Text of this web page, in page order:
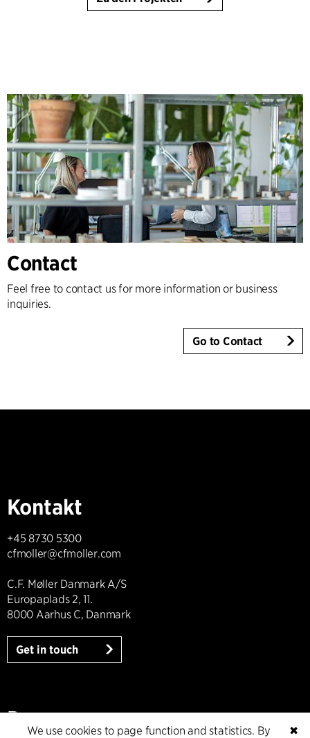
Contact
Feel free to contact us for more information or business
inquiries.
Go to Contact
Kontakt
+45 8730 5300
cfmoller@cfmoller.com
C.F. Møller Danmark A/S
Europaplads 2, 11.
8000 Aarhus C, Danmark
Get in touch
Presse ✖
We use cookies to page function and statistics. By